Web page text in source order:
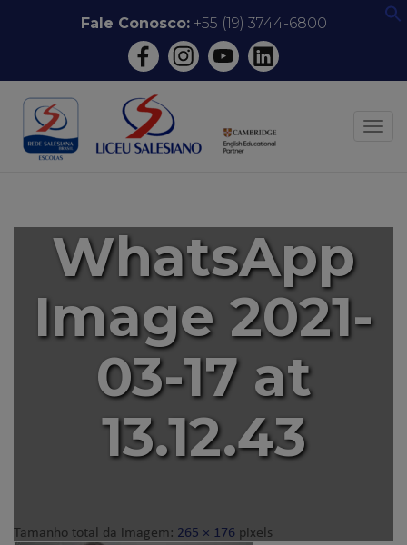
conteúdo
Fale Conosco:+55 (19) 3744-6800
WhatsApp
Image 2021-
03-17 at
13.12.43
Tamanho total da imagem: 265 × 176 pixels